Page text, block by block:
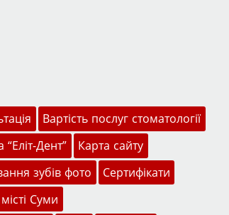
Вартість послуг стоматології
Дент”
Карта сайту
зубів фото
Сертифікати
Суми